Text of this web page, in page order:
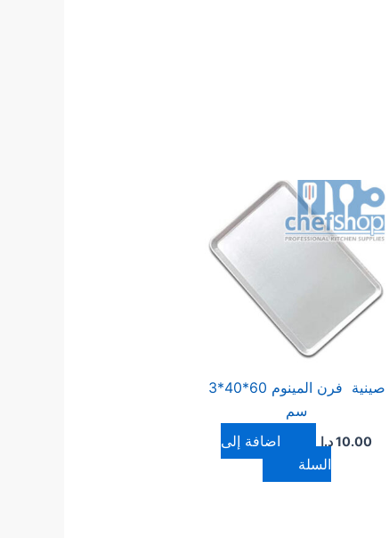
صينية فرن المينوم 60*40*3
سم
10.00د.ا
إضافة إلى
السلة